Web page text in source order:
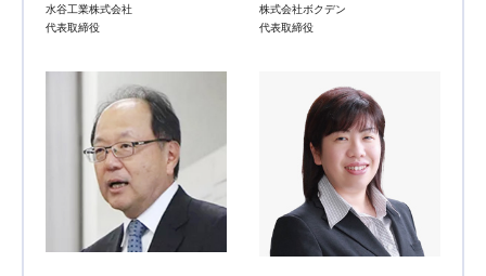
水谷工業株式会社
代表取締役
株式会社ボクデン
代表取締役